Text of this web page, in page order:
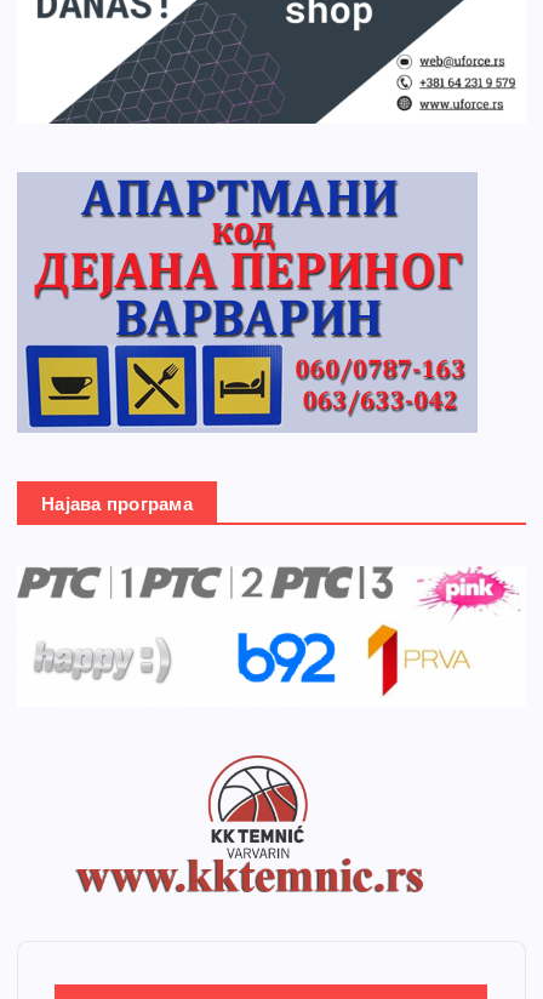
Најава програма